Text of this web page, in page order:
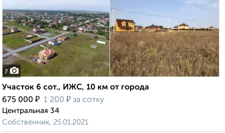
7
Участок 6 сот., ИЖС, 10 км от города
675 000 ₽ 1 200 ₽ за сотку
Центральная 34
Собственник, 25.01.2021